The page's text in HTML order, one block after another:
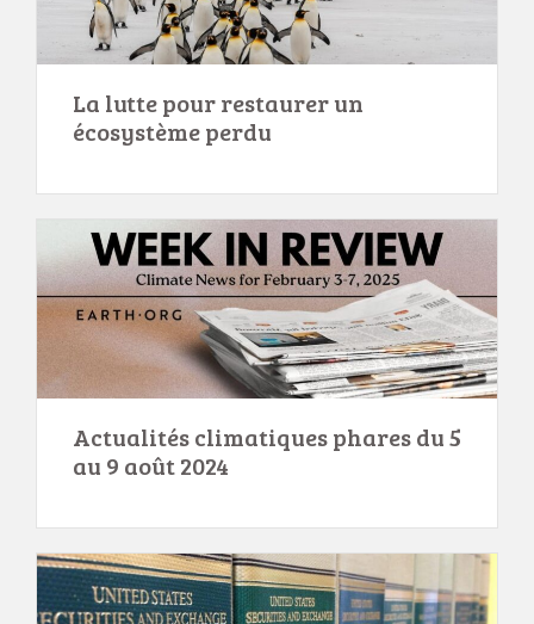
La lutte pour restaurer un
écosystème perdu
Actualités climatiques phares du 5
au 9 août 2024